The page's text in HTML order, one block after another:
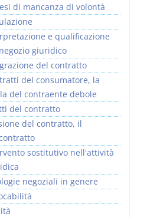
di mancanza di volontà
e qualificazione
giuridico
del contratto
del consumatore, la
del contraente debole
del contratto
del contratto, il
sostitutivo nell'attività
negoziali in genere